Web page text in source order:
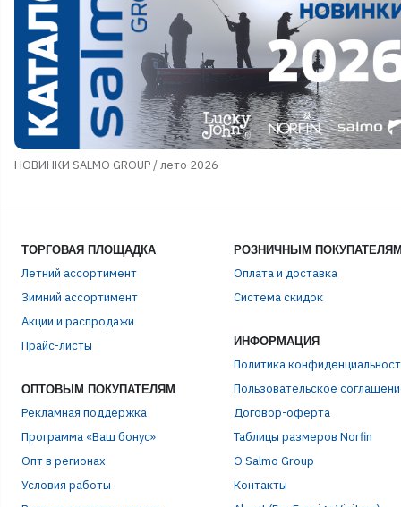
НОВИНКИ SALMO GROUP / лето 2026
ТОРГОВАЯ ПЛОЩАДКА
Летний ассортимент
Зимний ассортимент
Акции и распродажи
Прайс-листы
ОПТОВЫМ ПОКУПАТЕЛЯМ
Рекламная поддержка
Программа «Ваш бонус»
Опт в регионах
Условия работы
РОЗНИЧНЫМ
Оплата и доставка
Система скидок
ИНФОРМАЦИЯ
Политика
Пользовательское
Договор-оферта
Таблицы размеров Norfin
О Salmo Group
Контакты